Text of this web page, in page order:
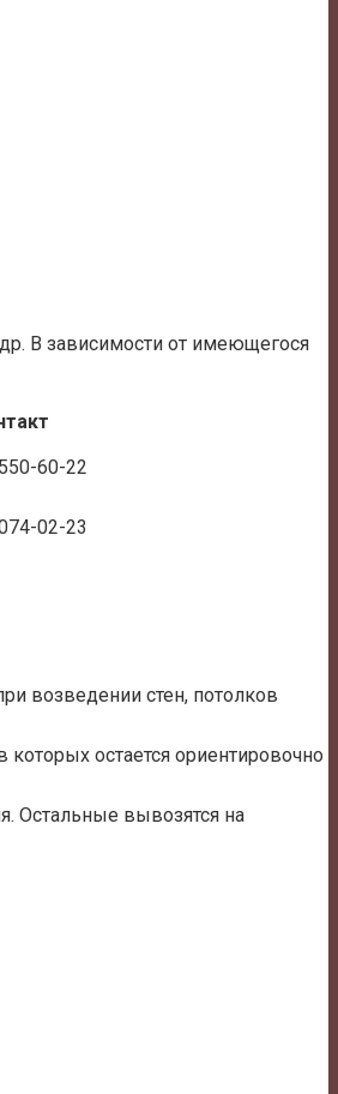
В зависимости от имеющегося
60-22
02-23
возведении стен, потолков
остается ориентировочно
Остальные вывозятся на